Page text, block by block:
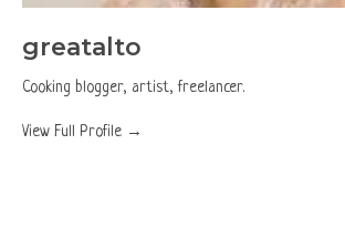
greatalto
Cooking blogger, artist, freelancer.
View Full Profile →